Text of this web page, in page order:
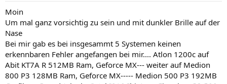
Moin
Um mal ganz vorsichtig zu sein und mit dunkler Brille auf der
Nase
Bei mir gab es bei insgesammt 5 Systemen keinen
erkennbaren Fehler angefangen bei mir.... Atlon 1200c auf
Abit KT7A R 512MB Ram, Geforce MX--- weiter auf Medion
800 P3 128MB Ram, Geforce MX----- Medion 500 P3 192MB